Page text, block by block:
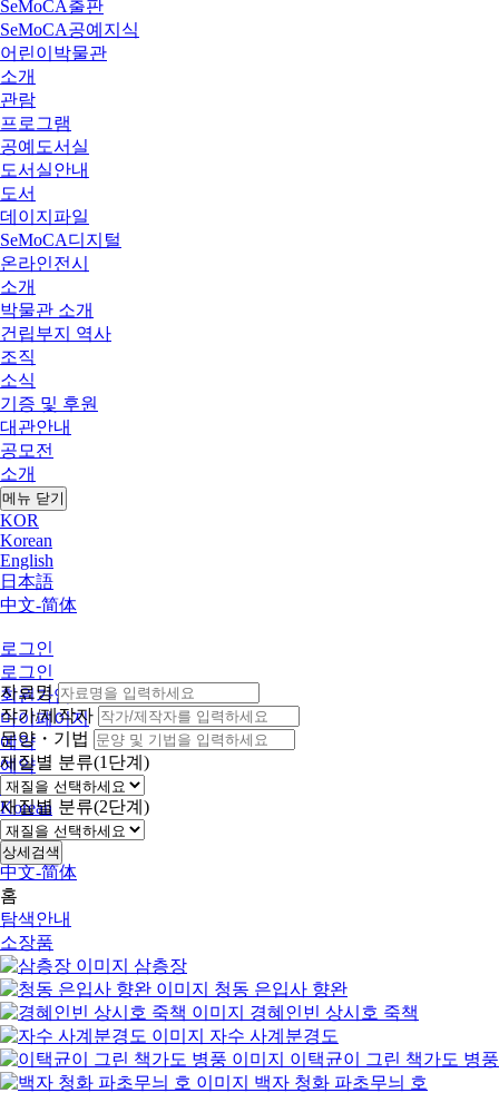
SeMoCA출판
SeMoCA공예지식
어린이박물관
소개
관람
프로그램
공예도서실
도서실안내
도서
데이지파일
SeMoCA디지털
온라인전시
소개
박물관 소개
건립부지 역사
조직
소식
기증 및 후원
대관안내
공모전
소개
메뉴 닫기
KOR
Korean
English
日本語
中文-简体
로그인
로그인
회원가입
마이페이지
예약
예약
KOR
Korean
English
日本語
中文-简体
홈
탐색안내
소장품
삼층장
청동 은입사 향완
경혜인빈 상시호 죽책
자수 사계분경도
이택균이 그린 책가도 병풍
백자 청화 파초무늬 호
자료명
작가/제작자
문양・기법
재질별 분류(1단계)
재질별 분류(2단계)
상세검색